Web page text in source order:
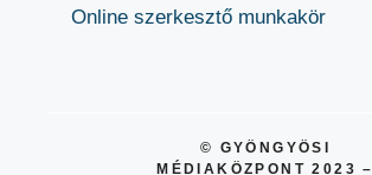
Online szerkesztő munkakör
© GYÖNGYÖSI
MÉDIAKÖZPONT 2023 –